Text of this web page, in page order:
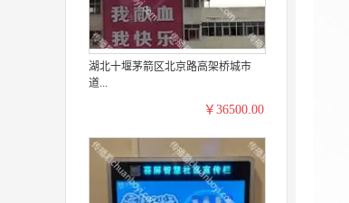
湖北十堰茅箭区北京路高架桥城市
道...
￥36500.00